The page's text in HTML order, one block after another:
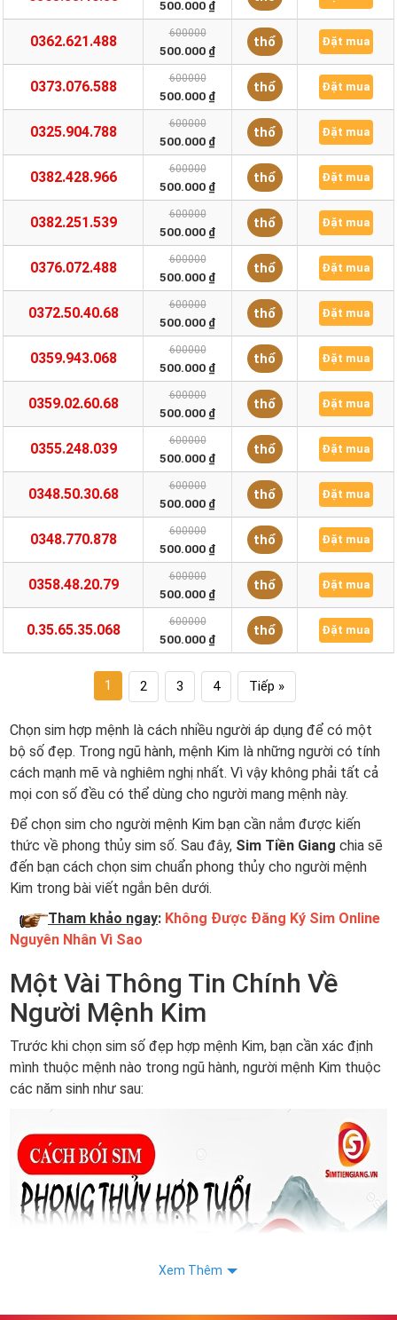
500.000 ₫
0362.621.488 600000
500.000 ₫
thổ Đặt mua
0373.076.588 600000
500.000 ₫
thổ Đặt mua
0325.904.788 600000
500.000 ₫
thổ Đặt mua
0382.428.966 600000
500.000 ₫
thổ Đặt mua
0382.251.539 600000
500.000 ₫
thổ Đặt mua
0376.072.488 600000
500.000 ₫
thổ Đặt mua
0372.50.40.68 600000
500.000 ₫
thổ Đặt mua
0359.943.068 600000
500.000 ₫
thổ Đặt mua
0359.02.60.68 600000
500.000 ₫
thổ Đặt mua
0355.248.039 600000
500.000 ₫
thổ Đặt mua
0348.50.30.68 600000
500.000 ₫
thổ Đặt mua
0348.770.878 600000
500.000 ₫
thổ Đặt mua
0358.48.20.79 600000
500.000 ₫
thổ Đặt mua
0.35.65.35.068 600000
500.000 ₫
thổ Đặt mua
1 2 3 4 Tiếp »
Chọn sim hợp mệnh là cách nhiều người áp dụng để có một
bộ số đẹp. Trong ngũ hành, mệnh Kim là những người có tính
cách mạnh mẽ và nghiêm nghị nhất. Vì vậy không phải tất cả
mọi con số đều có thể dùng cho người mang mệnh này.
Để chọn sim cho người mệnh Kim bạn cần nắm được kiến
thức về phong thủy sim số. Sau đây, Sim Tiền Giang chia sẽ
đến bạn cách chọn sim chuẩn phong thủy cho người mệnh
Kim trong bài viết ngắn bên dưới.
Tham khảo ngay: Không Được Đăng Ký Sim Online
Nguyên Nhân Vì Sao
Một Vài Thông Tin Chính Về
Người Mệnh Kim
Trước khi chọn sim số đẹp hợp mệnh Kim, bạn cần xác định
mình thuộc mệnh nào trong ngũ hành, người mệnh Kim thuộc
các năm sinh như sau:
Xem Thêm